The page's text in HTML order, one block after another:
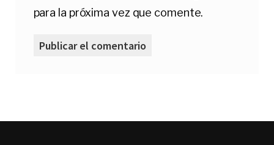
para la próxima vez que comente.